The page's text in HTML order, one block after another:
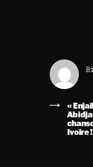
«
Ivoire !